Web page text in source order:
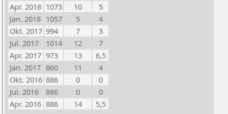
Apr. 2018 1073 10
5
Jan. 2018 1057 5
4
Okt. 2017 994 7
3
Jul. 2017
1014 12
7
Apr. 2017 973 13
6,5
Jan. 2017 860 11
4
Okt. 2016 886 0
0
Jul. 2016
886 0
0
Apr. 2016 886 14
5,5